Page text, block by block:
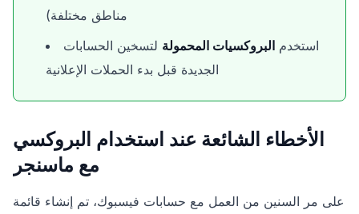
مناطق مختلفة)
استخدم البروكسيات المحمولة لتسخين الحسابات
الجديدة قبل بدء الحملات الإعلانية
الأخطاء الشائعة عند استخدام البروكسي
مع ماسنجر
على مر السنين من العمل مع حسابات فيسبوك، تم إنشاء قائمة